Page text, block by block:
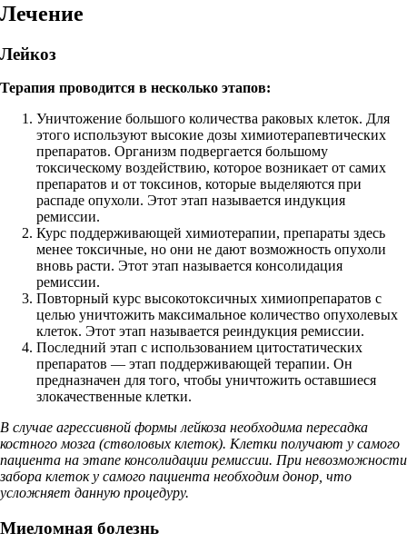
Лечение
Лейкоз
Терапия проводится в несколько этапов:
Уничтожение большого количества раковых клеток. Для
этого используют высокие дозы химиотерапевтических
препаратов. Организм подвергается большому
токсическому воздействию, которое возникает от самих
препаратов и от токсинов, которые выделяются при
распаде опухоли. Этот этап называется индукция
ремиссии.
Курс поддерживающей химиотерапии, препараты здесь
менее токсичные, но они не дают возможность опухоли
вновь расти. Этот этап называется консолидация
ремиссии.
Повторный курс высокотоксичных химиопрепаратов с
целью уничтожить максимальное количество опухолевых
клеток. Этот этап называется реиндукция ремиссии.
Последний этап с использованием цитостатических
препаратов — этап поддерживающей терапии. Он
предназначен для того, чтобы уничтожить оставшиеся
злокачественные клетки.
В случае агрессивной формы лейкоза необходима пересадка
костного мозга (стволовых клеток). Клетки получают у самого
пациента на этапе консолидации ремиссии. При невозможности
забора клеток у самого пациента необходим донор, что
усложняет данную процедуру.
Миеломная болезнь